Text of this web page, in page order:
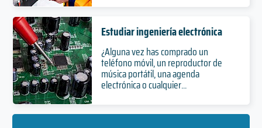
Estudiar ingeniería electrónica
¿Alguna vez has comprado un
teléfono móvil, un reproductor de
música portátil, una agenda
electrónica o cualquier...